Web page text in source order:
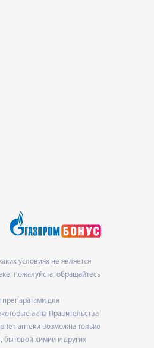
условиях не является
пожалуйста, обращайтесь
для
акты Правительства
аптеки возможна только
бытовой химии и других